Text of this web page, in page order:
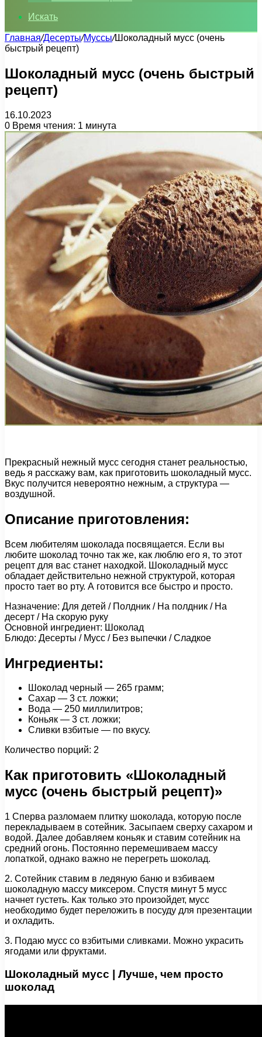
Искать
Главная/Десерты/Муссы/Шоколадный мусс (очень
быстрый рецепт)
Шоколадный мусс (очень быстрый
рецепт)
16.10.2023
0 Время чтения: 1 минута
Прекрасный нежный мусс сегодня станет реальностью,
ведь я расскажу вам, как приготовить шоколадный мусс.
Вкус получится невероятно нежным, а структура —
воздушной.
Описание приготовления:
Всем любителям шоколада посвящается. Если вы
любите шоколад точно так же, как люблю его я, то этот
рецепт для вас станет находкой. Шоколадный мусс
обладает действительно нежной структурой, которая
просто тает во рту. А готовится все быстро и просто.
Назначение: Для детей / Полдник / На полдник / На
десерт / На скорую руку
Основной ингредиент: Шоколад
Блюдо: Десерты / Мусс / Без выпечки / Сладкое
Ингредиенты:
Шоколад черный — 265 грамм;
Сахар — 3 ст. ложки;
Вода — 250 миллилитров;
Коньяк — 3 ст. ложки;
Сливки взбитые — по вкусу.
Количество порций: 2
Как приготовить «Шоколадный
мусс (очень быстрый рецепт)»
1 Сперва разломаем плитку шоколада, которую после
перекладываем в сотейник. Засыпаем сверху сахаром и
водой. Далее добавляем коньяк и ставим сотейник на
средний огонь. Постоянно перемешиваем массу
лопаткой, однако важно не перегреть шоколад.
2. Сотейник ставим в ледяную баню и взбиваем
шоколадную массу миксером. Спустя минут 5 мусс
начнет густеть. Как только это произойдет, мусс
необходимо будет переложить в посуду для презентации
и охладить.
3. Подаю мусс со взбитыми сливками. Можно украсить
ягодами или фруктами.
Шоколадный мусс | Лучше, чем просто
шоколад